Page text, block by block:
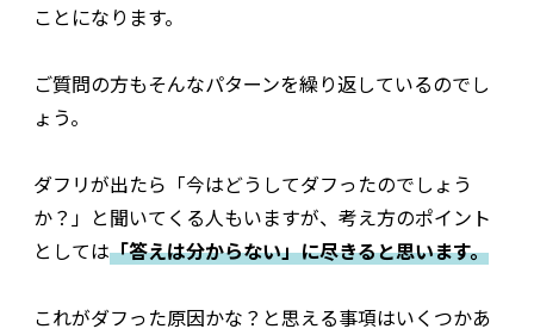
ことになります。
ご質問の方もそんなパターンを繰り返しているのでし
ょう。
ダフリが出たら「今はどうしてダフったのでしょう
か？」と聞いてくる人もいますが、考え方のポイント
としては「答えは分からない」に尽きると思います。
これがダフった原因かな？と思える事項はいくつかあ